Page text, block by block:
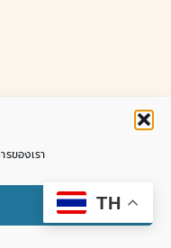
ของเรา
ผ้าฝ้ายลำพูน บาย สุธา
YouTube
Email
TH